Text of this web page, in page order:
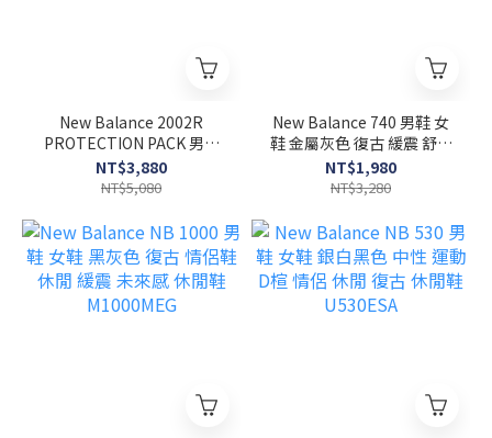
New Balance 2002R
PROTECTION PACK 男女
雨云灰 拼布 復古 慢跑鞋
M2002RDA
NT$3,880
NT$5,080
New Balance 740 男鞋 女
鞋 金屬灰色 復古 緩震 舒適
休閒 運動 慢跑鞋 U740SS2
NT$1,980
NT$3,280